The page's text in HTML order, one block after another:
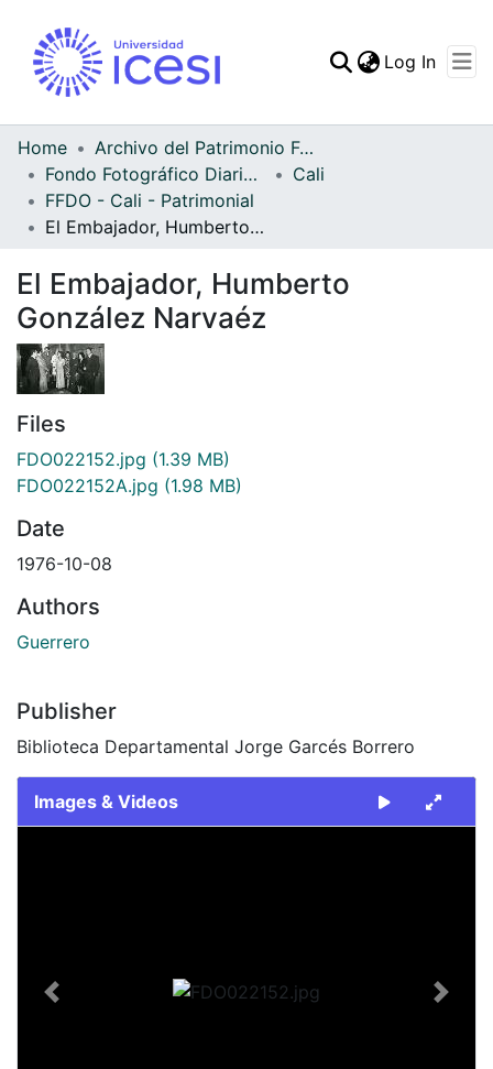
Statistics
Log In
Home
Archivo del Patrimonio Fotográfico y Fílmico del Valle del Cauca
Fondo Fotográfico Diario Occidente
Cali
FFDO - Cali - Patrimonial
El Embajador, Humberto González Narvaéz
El Embajador, Humberto
González Narvaéz
Files
FDO022152.jpg (1.39 MB)
FDO022152A.jpg (1.98 MB)
Date
1976-10-08
Authors
Guerrero
Publisher
Biblioteca Departamental Jorge Garcés Borrero
Images & Videos
Previous Next